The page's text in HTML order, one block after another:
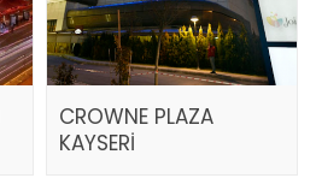
CROWNE PLAZA
KAYSERİ